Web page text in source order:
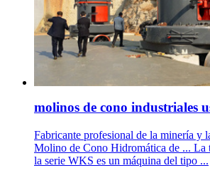
molinos de cono industriales
Fabricante profesional de la minería y
Molino de Cono Hidromática de ... La
la serie WKS es un máquina del tipo ...